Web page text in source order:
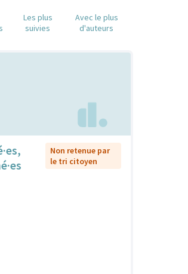
Les plus
suivies
Avec le plus
d'auteurs
Non retenue par
le tri citoyen